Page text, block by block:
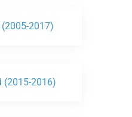
2017)
(2015-2016)